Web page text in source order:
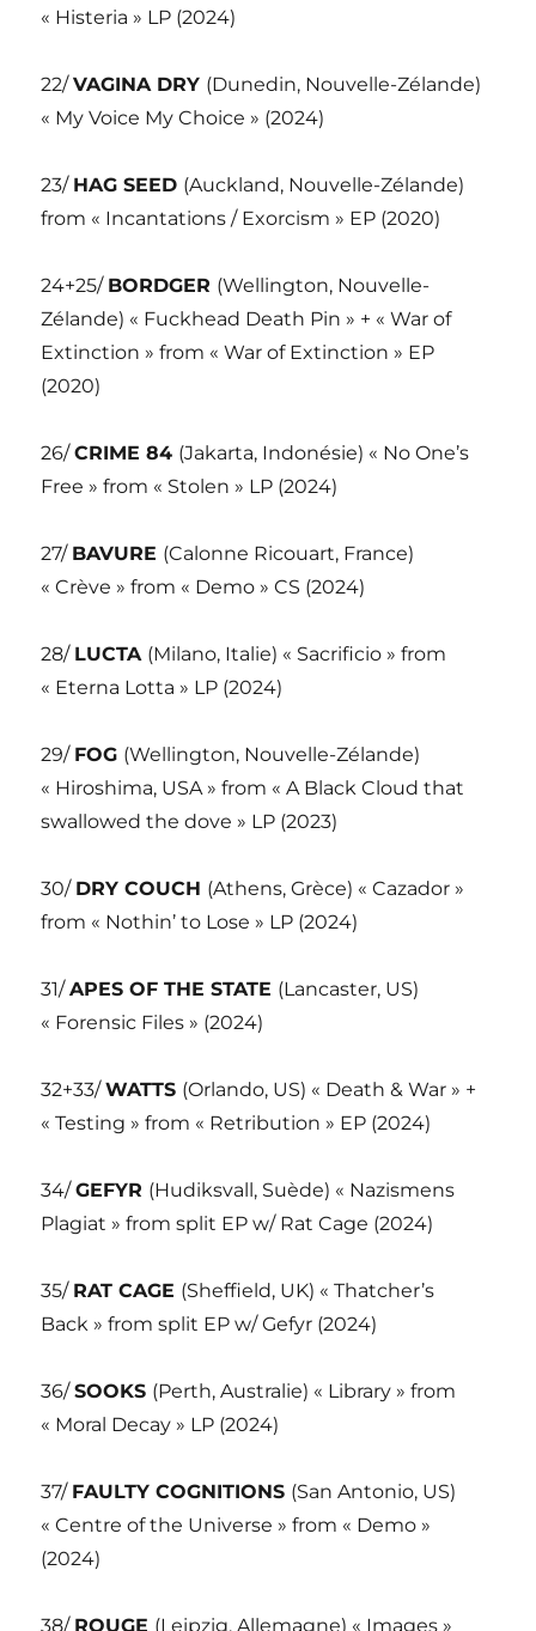
« Histeria » LP (2024)
22/VAGINA DRY (Dunedin, Nouvelle-Zélande)
« My Voice My Choice » (2024)
23/ HAG SEED (Auckland, Nouvelle-Zélande)
from « Incantations / Exorcism » EP (2020)
24+25/ BORDGER (Wellington, Nouvelle-
Zélande) « Fuckhead Death Pin » + « War of
Extinction » from « War of Extinction » EP
(2020)
26/CRIME 84 (Jakarta, Indonésie) « No One’s
Free » from « Stolen » LP (2024)
27/ BAVURE (Calonne Ricouart, France)
« Crève » from « Demo » CS (2024)
28/ LUCTA (Milano, Italie) « Sacrificio » from
« Eterna Lotta » LP (2024)
29/ FOG (Wellington, Nouvelle-Zélande)
« Hiroshima, USA » from « A Black Cloud that
swallowed the dove » LP (2023)
30/ DRY COUCH (Athens, Grèce) « Cazador »
from « Nothin’ to Lose » LP (2024)
31/APES OF THE STATE (Lancaster, US)
« Forensic Files » (2024)
32+33/WATTS (Orlando, US) « Death & War » +
« Testing » from « Retribution » EP (2024)
34/GEFYR (Hudiksvall, Suède) « Nazismens
Plagiat » from split EP w/ Rat Cage (2024)
35/ RAT CAGE (Sheffield, UK) « Thatcher’s
Back » from split EP w/ Gefyr (2024)
36/SOOKS (Perth, Australie) « Library » from
« Moral Decay » LP (2024)
37/ FAULTY COGNITIONS (San Antonio, US)
« Centre of the Universe » from « Demo »
(2024)
38/ ROUGE (Leipzig, Allemagne) « Images »